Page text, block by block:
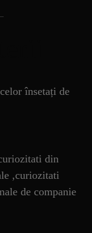
însetați de
din
,curiozitati
de companie